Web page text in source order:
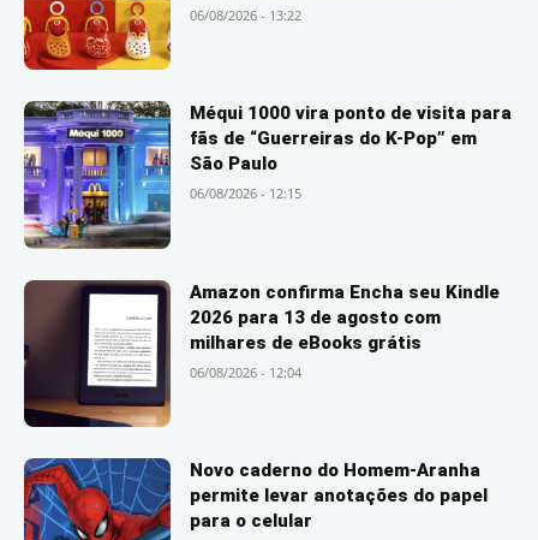
06/08/2026 - 13:22
Méqui 1000 vira ponto de visita para
fãs de “Guerreiras do K-Pop” em
São Paulo
06/08/2026 - 12:15
Amazon confirma Encha seu Kindle
2026 para 13 de agosto com
milhares de eBooks grátis
06/08/2026 - 12:04
Novo caderno do Homem-Aranha
permite levar anotações do papel
para o celular